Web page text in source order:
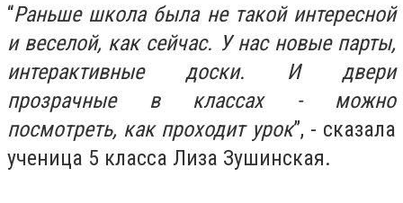
“Раньше школа была не такой интересной
и веселой, как сейчас. У нас новые парты,
интерактивные доски. И двери
прозрачные в классах - можно
посмотреть, как проходит урок”, - сказала
ученица 5 класса Лиза Зушинская.